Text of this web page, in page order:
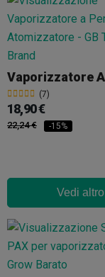
(7)
18,90 €
22,24 € -15%
Vedi altro